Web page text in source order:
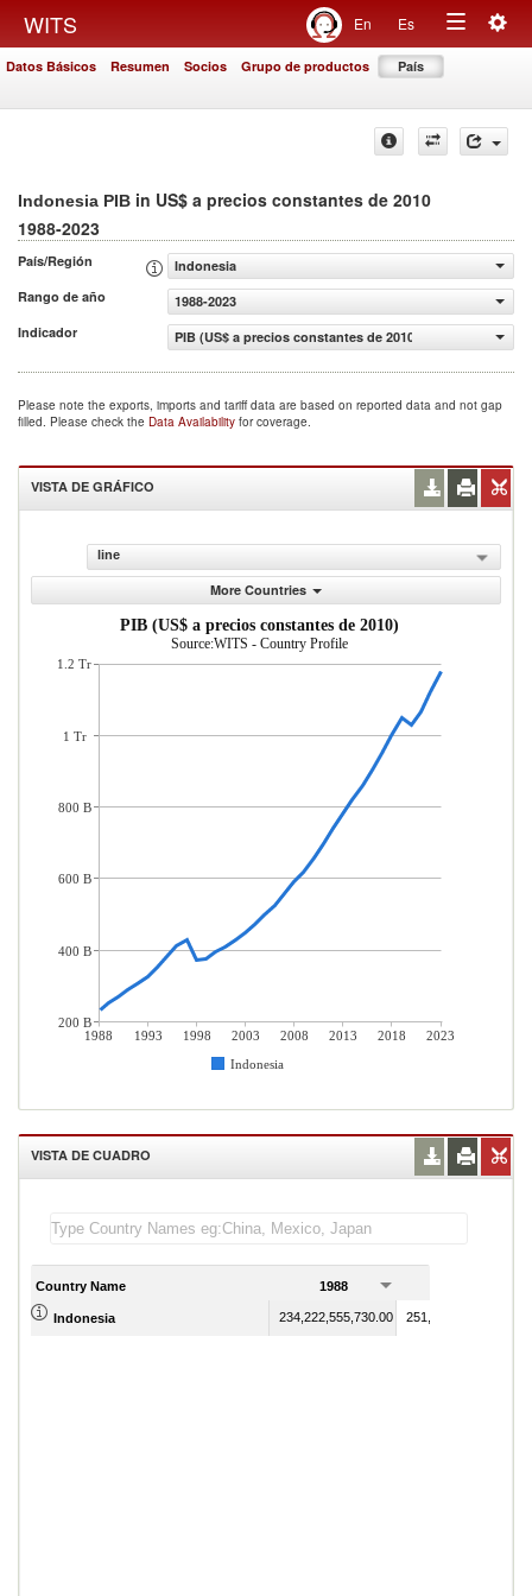
WITS En Es
Toggle
Datos Básicos Resumen Socios Grupo de productos País
Indonesia PIB in US$ a precios constantes de 2010
1988-2023
País/Región
Indonesia
Rango de año
1988-2023
Indicador
PIB (US$ a precios constantes de 2010)
Please note the exports, imports and tariff data are based on reported data and not gap
filled. Please check the Data Availability for coverage.
VISTA DE GRÁFICO
line
More Countries
PIB (US$ a precios constantes de 2010)
Source:WITS - Country Profile
1988 1993 1998 2003 2008 2013 2018
2023
Indonesia
1.2 Tr
1 Tr
800 B
600 B
400 B
200 B
VISTA DE CUADRO
Country Name 1988
Indonesia 234,222,555,730.00 251,687,564,200.00